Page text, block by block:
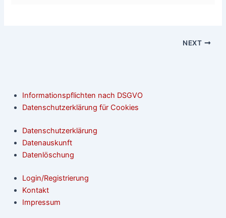
NEXT
Informationspflichten nach DSGVO
Datenschutzerklärung für Cookies
Datenschutzerklärung
Datenauskunft
Datenlöschung
Login/Registrierung
Kontakt
Impressum